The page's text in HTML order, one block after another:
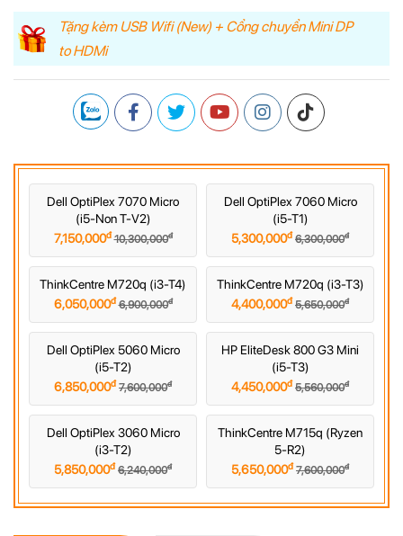
Tặng kèm USB Wifi (New) + Cổng chuyển Mini DP
to HDMi
Dell OptiPlex 7070 Micro
(i5-Non T-V2)
7,150,000đ 10,300,000đ
Dell OptiPlex 7060 Micro
(i5-T1)
5,300,000đ 6,300,000đ
ThinkCentre M720q (i3-T4)
6,050,000đ 6,900,000đ
ThinkCentre M720q (i3-T3)
4,400,000đ 5,650,000đ
Dell OptiPlex 5060 Micro
(i5-T2)
6,850,000đ 7,600,000đ
HP EliteDesk 800 G3 Mini
(i5-T3)
4,450,000đ 5,560,000đ
Dell OptiPlex 3060 Micro
(i3-T2)
5,850,000đ 6,240,000đ
ThinkCentre M715q (Ryzen
5-R2)
5,650,000đ 7,600,000đ